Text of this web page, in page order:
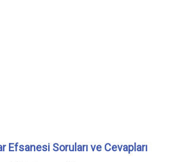
Efsanesi Soruları ve Cevapları